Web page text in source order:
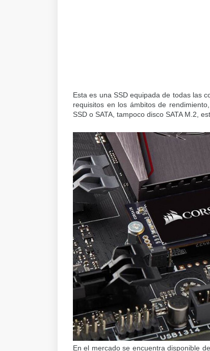
Esta es una SSD equipada de todas las
requisitos en los ámbitos de
SSD o SATA, tampoco disco SATA M.2,
En el mercado se encuentra disponible